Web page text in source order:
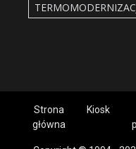
Strona
główna
Kiosk